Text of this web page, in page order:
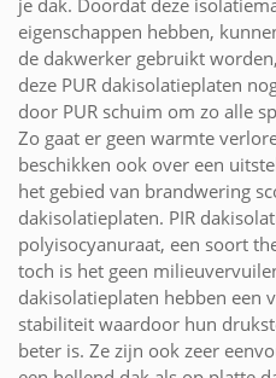
je dak. Doordat deze
eigenschappen hebben,
de dakwerker gebruikt
deze PUR dakisolatieplaten
door PUR schuim om zo alle
Zo gaat er geen warmte
beschikken ook over een
het gebied van brandwering
dakisolatieplaten. PIR
polyisocyanuraat, een soort
toch is het geen
dakisolatieplaten hebben een
stabiliteit waardoor hun
beter is. Ze zijn ook zeer